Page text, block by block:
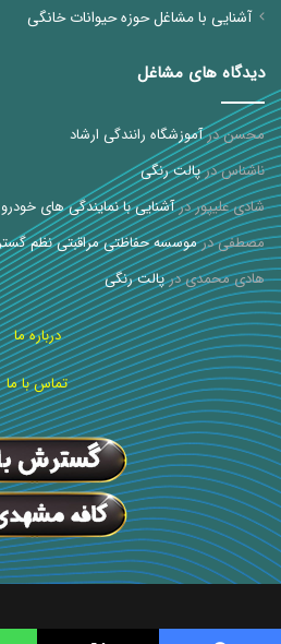
آشنایی با مشاغل حوزه حیوانات خانگی
دیدگاه های مشاغل
محسندرآموزشگاه رانندگی ارشاد
ناشناسدرپالت رنگی
شادی علیپوردرآشنایی با نمایندگی های
مصطفیدرموسسه حفاظتی مراقبتی نظم
هادی محمدیدرپالت رنگی
درباره ما
تماس با ما